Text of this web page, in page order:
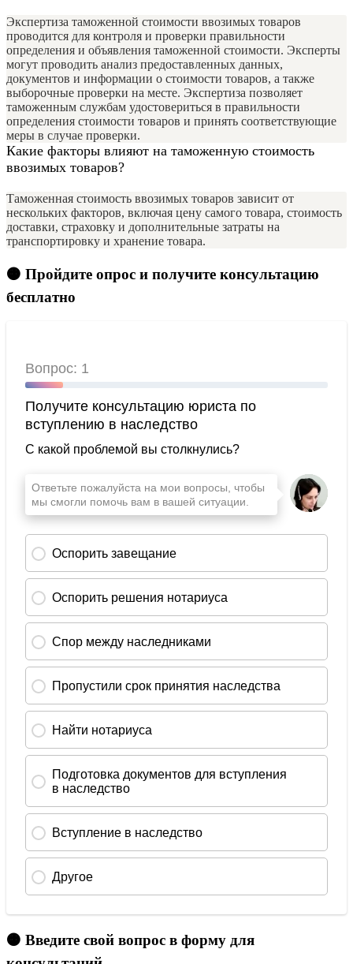
Экспертиза таможенной стоимости ввозимых товаров
проводится для контроля и проверки правильности
определения и объявления таможенной стоимости. Эксперты
могут проводить анализ предоставленных данных,
документов и информации о стоимости товаров, а также
выборочные проверки на месте. Экспертиза позволяет
таможенным службам удостовериться в правильности
определения стоимости товаров и принять соответствующие
меры в случае проверки.
Какие факторы влияют на таможенную стоимость
ввозимых товаров?
Таможенная стоимость ввозимых товаров зависит от
нескольких факторов, включая цену самого товара, стоимость
доставки, страховку и дополнительные затраты на
транспортировку и хранение товара.
🟠 Пройдите опрос и получите консультацию
бесплатно
🟠 Введите свой вопрос в форму для